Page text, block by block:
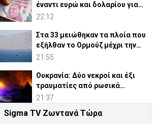
έναντι ευρώ και δολαρίου για
τουρκική λίρα
22:12
Στα 33 μειώθηκαν τα πλοία που
εξήλθαν το Ορμούζ μέχρι την
Πέμπτη
21:55
Ουκρανία: Δύο νεκροί και έξι
τραυματίες από ρωσικά
πλήγματα
21:37
ΗΠΑ: Η Γερουσία ενέκρινε νέες
Sigma TV Ζωντανά Τώρα